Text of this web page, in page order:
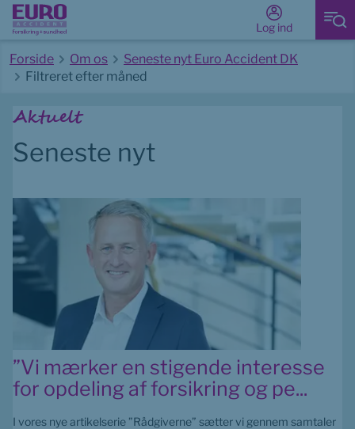
Log ind
Forside Om os
Seneste nyt Euro Accident DK
Filtreret efter måned
Aktuelt
Seneste nyt
”Vi mærker en stigende interesse
for opdeling af forsikring og pe...
I vores nye artikelserie ”Rådgiverne” sætter vi gennem samtaler